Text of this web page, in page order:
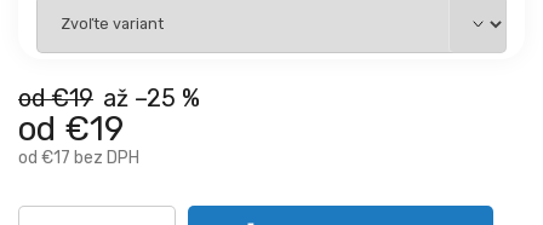
od €19 až –25 %
od €19
od €17 bez DPH